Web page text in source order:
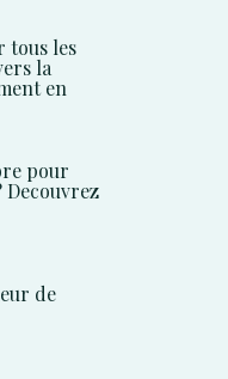
tous les
la
en
pour
de